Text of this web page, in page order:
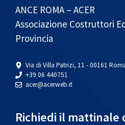
ANCE ROMA – ACER
Associazione Costruttori
Provincia
Via di Villa Patrizi, 11 - 00161
+39 06 440751
acer@acerweb.it
Richiedi il mattinale